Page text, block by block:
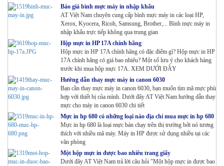
Mực Photocopy Kyocera TASKalfa 4002i/5002i/6002i-
TK 6329
Báo giá bình mực máy in nhập khẩu
AT Việt Nam chuyên cung cấp bình mực máy in các loại HP,
Xerox, Kyocera, Ricoh, Samsung, Brother,... Bình mực máy in
nhập khẩu trực tiếp không qua trung gian
Hộp mực in HP 17A chính hãng
Hộp mực in HP 17A chính hãng có đặc điểm gì? Hộp mực in HP
17A chính hãng có giá bao nhiêu? Một số lưu ý cho khách hàng
trước khi mua hộp mực 17A. XEM DƯỚI ĐÂY
Hướng dẫn thay mực máy in canon 6030
Bạn cần thay mực máy in canon 6030, bạn muốn tìm mã mực phù
hợp với thiết bị của mình. Dưới đây AT Việt Nam hướng dẫn thay
mực cho máy in canon 6030 chi tiết
Mực in hp 680 có những loại nào địa chỉ mua mực in hp 680
Mực in hp 680 là loại mực bán chạy trên thị trường bởi nó tương
thích với nhiều mã máy. Máy in HP được sử dụng nhiều tại các
văn phòng
Một hộp mực in được bao nhiêu trang giấy
Dưới đây AT Việt Nam trả lời câu hỏi "Một hộp mực in được bao